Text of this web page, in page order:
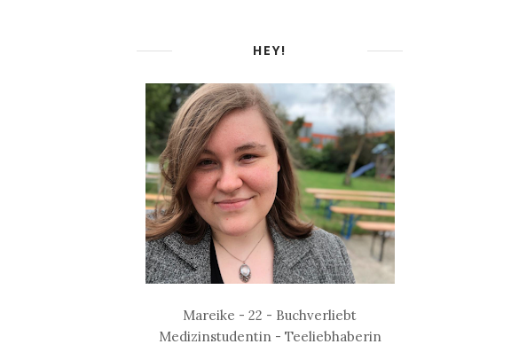
HEY!
Mareike - 22 - Buchverliebt
Medizinstudentin - Teeliebhaberin